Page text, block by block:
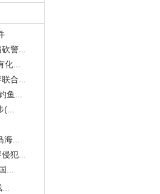
警...
...
合...
鱼...
...
犯...
...